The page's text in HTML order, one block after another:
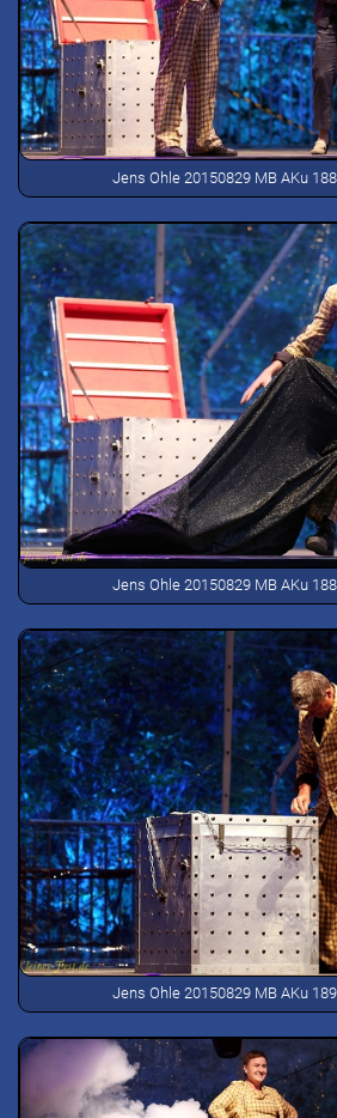
Jens Ohle 20150829 MB AKu
Jens Ohle 20150829 MB AKu
Jens Ohle 20150829 MB AKu